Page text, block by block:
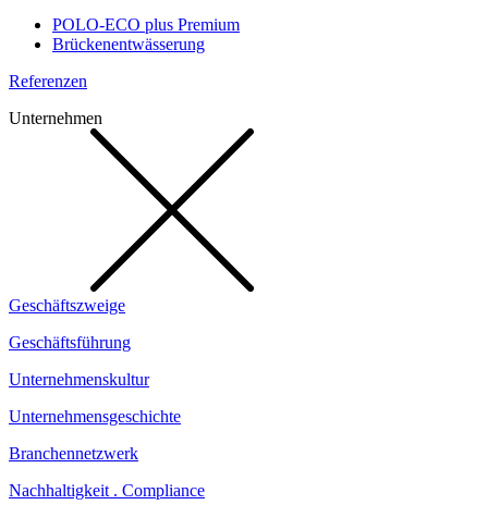
POLO-ECO plus Premium
Brückenentwässerung
Referenzen
Unternehmen
Geschäftszweige
Geschäftsführung
Unternehmenskultur
Unternehmensgeschichte
Branchennetzwerk
Nachhaltigkeit . Compliance